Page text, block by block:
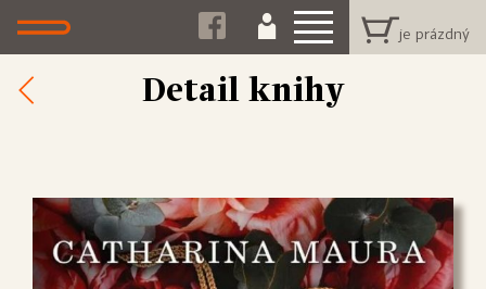
Detail knihy